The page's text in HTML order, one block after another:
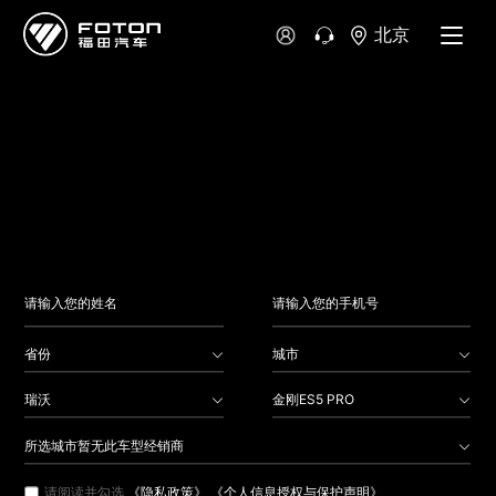
北京
大洋洲
省份 城市
瑞沃 金刚ES5 PRO
所选城市暂无此车型经销商
请阅读并勾选 《隐私政策》 《个人信息授权与保护声明》